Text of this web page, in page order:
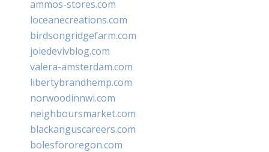
ammos-stores.com
loceanecreations.com
birdsongridgefarm.com
joiedevivblog.com
valera-amsterdam.com
libertybrandhemp.com
norwoodinnwi.com
neighboursmarket.com
blackanguscareers.com
bolesfororegon.com